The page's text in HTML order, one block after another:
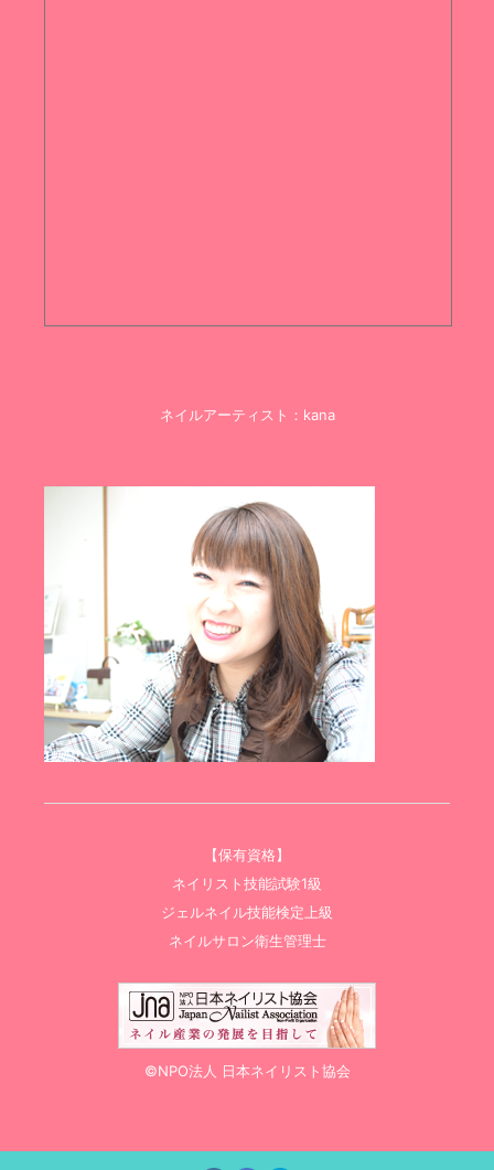
ネイルアーティスト：kana
【保有資格】
ネイリスト技能試験1級
ジェルネイル技能検定上級
ネイルサロン衛生管理士
©NPO法人 日本ネイリスト協会